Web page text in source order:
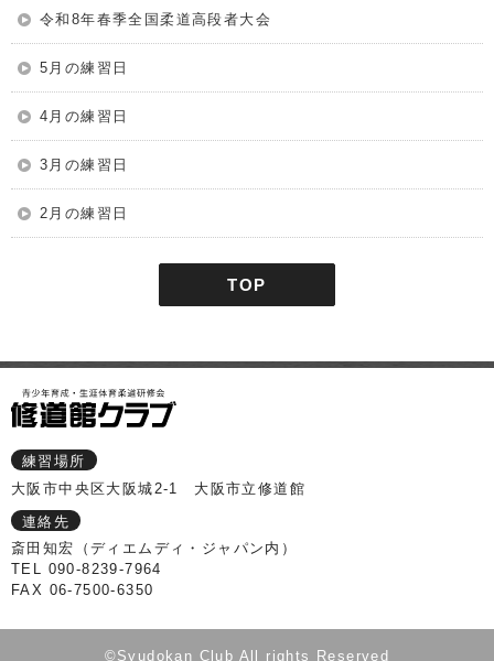
令和8年春季全国柔道高段者大会
5月の練習日
4月の練習日
3月の練習日
2月の練習日
TOP
練習場所
大阪市中央区大阪城2-1 大阪市立修道館
連絡先
斎田知宏（ディエムディ・ジャパン内）
TEL 090-8239-7964
FAX 06-7500-6350
©Syudokan Club All rights Reserved